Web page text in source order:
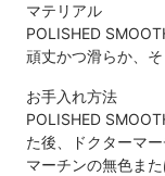
マテリアル
POLISHED
頑丈かつ滑らか、
お手入れ方法
POLISHED
た後、ドクターマ
マーチンの無色ま